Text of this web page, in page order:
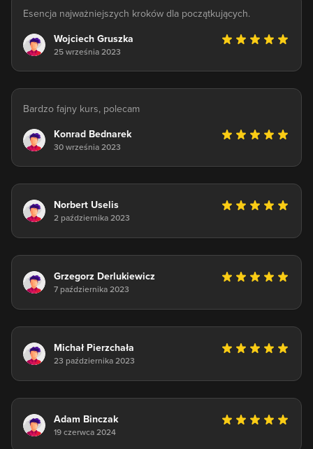
Esencja najważniejszych kroków dla początkujących.
Wojciech Gruszka
25 września 2023
Bardzo fajny kurs, polecam
Konrad Bednarek
30 września 2023
Norbert Uselis
2 października 2023
Grzegorz Derlukiewicz
7 października 2023
Michał Pierzchała
23 października 2023
Adam Binczak
19 czerwca 2024